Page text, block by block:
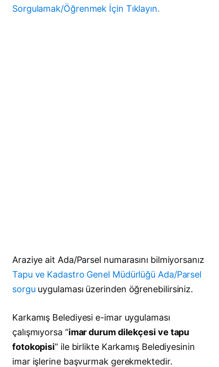
Sorgulamak/Öğrenmek İçin Tıklayın.
Araziye ait Ada/Parsel numarasını bilmiyorsanız
Tapu ve Kadastro Genel Müdürlüğü Ada/Parsel
sorgu uygulaması üzerinden öğrenebilirsiniz.
Karkamış Belediyesi e-imar uygulaması
çalışmıyorsa “imar durum dilekçesi ve tapu
fotokopisi” ile birlikte Karkamış Belediyesinin
imar işlerine başvurmak gerekmektedir.